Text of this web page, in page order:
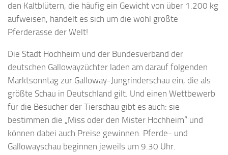
den Kaltblütern, die häufig ein Gewicht von über 1.200 kg
aufweisen, handelt es sich um die wohl größte
Pferderasse der Welt!
Die Stadt Hochheim und der Bundesverband der
deutschen Gallowayzüchter laden am darauf folgenden
Marktsonntag zur Galloway-Jungrinderschau ein, die als
größte Schau in Deutschland gilt. Und einen Wettbewerb
für die Besucher der Tierschau gibt es auch: sie
bestimmen die „Miss oder den Mister Hochheim“ und
können dabei auch Preise gewinnen. Pferde- und
Gallowayschau beginnen jeweils um 9.30 Uhr.